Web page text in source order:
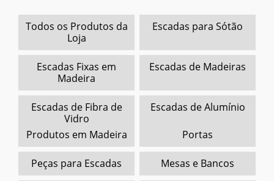
Todos os Produtos da
Loja
Escadas para Sótão
Escadas Fixas em
Madeira
Escadas de Madeiras
Escadas de Fibra de
Vidro
Escadas de Alumínio
Produtos em Madeira Portas
Peças para Escadas Mesas e Bancos